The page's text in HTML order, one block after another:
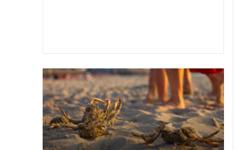
تفسير
رؤية
الجثث
في
المنام
تفسير
اني
حارس
شخصي